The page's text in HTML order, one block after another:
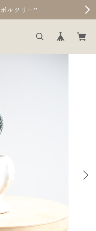
ルツリー”